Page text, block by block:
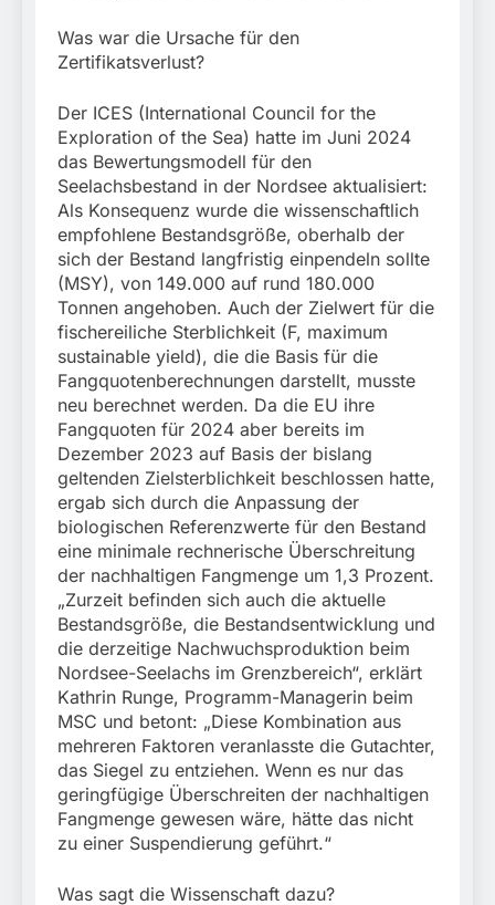
Was war die Ursache für den
Zertifikatsverlust?
Der ICES (International Council for the
Exploration of the Sea) hatte im Juni 2024
das Bewertungsmodell für den
Seelachsbestand in der Nordsee aktualisiert:
Als Konsequenz wurde die wissenschaftlich
empfohlene Bestandsgröße, oberhalb der
sich der Bestand langfristig einpendeln sollte
(MSY), von 149.000 auf rund 180.000
Tonnen angehoben. Auch der Zielwert für die
fischereiliche Sterblichkeit (F, maximum
sustainable yield), die die Basis für die
Fangquotenberechnungen darstellt, musste
neu berechnet werden. Da die EU ihre
Fangquoten für 2024 aber bereits im
Dezember 2023 auf Basis der bislang
geltenden Zielsterblichkeit beschlossen hatte,
ergab sich durch die Anpassung der
biologischen Referenzwerte für den Bestand
eine minimale rechnerische Überschreitung
der nachhaltigen Fangmenge um 1,3 Prozent.
„Zurzeit befinden sich auch die aktuelle
Bestandsgröße, die Bestandsentwicklung und
die derzeitige Nachwuchsproduktion beim
Nordsee-Seelachs im Grenzbereich“, erklärt
Kathrin Runge, Programm-Managerin beim
MSC und betont: „Diese Kombination aus
mehreren Faktoren veranlasste die Gutachter,
das Siegel zu entziehen. Wenn es nur das
geringfügige Überschreiten der nachhaltigen
Fangmenge gewesen wäre, hätte das nicht
zu einer Suspendierung geführt.“
Was sagt die Wissenschaft dazu?